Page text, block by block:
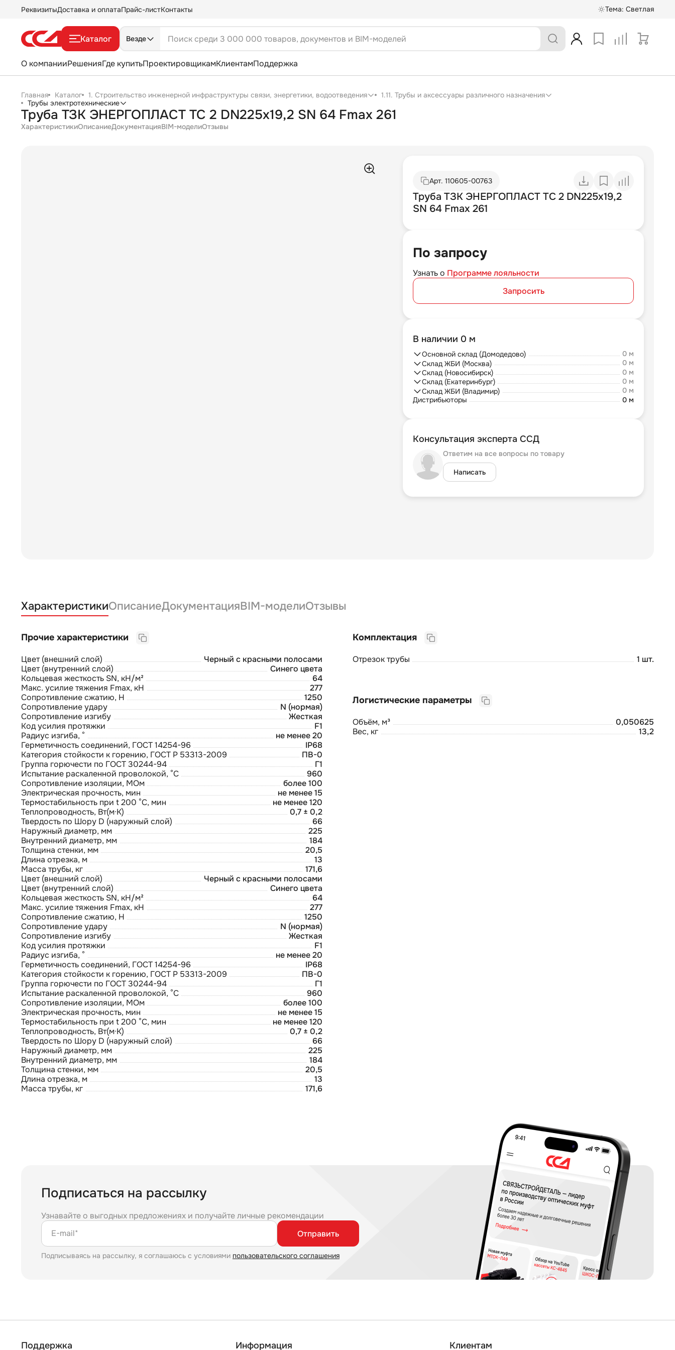
РеквизитыДоставка и оплатаПрайс-листКонтакты Тема: Светлая
Каталог Везде
О компанииРешенияГде купитьПроектировщикамКлиентамПоддержка
Главная Каталог 1. Строительство инженерной инфраструктуры связи, энергетики, водоотведения
1.11. Трубы и аксессуары различного назначения
Трубы электротехнические
Труба ТЗК ЭНЕРГОПЛАСТ ТС 2 DN225х19,2 SN 64 Fmax 261
ХарактеристикиОписаниеДокументацияBIM-моделиОтзывы
Арт. 110605-00763
Труба ТЗК ЭНЕРГОПЛАСТ ТС 2 DN225х19,2
SN 64 Fmax 261
По запросу
Узнать о Программе лояльности
Запросить
В наличии 0 м
Основной склад (Домодедово)
0 м
Склад ЖБИ (Москва)
0 м
Склад (Новосибирск)
0 м
Склад (Екатеринбург)
0 м
Склад ЖБИ (Владимир)
0 м
Дистрибьюторы
0 м
Консультация эксперта ССД
Ответим на все вопросы по товару
Написать
ХарактеристикиОписаниеДокументацияBIM-моделиОтзывы
Цвет (внешний слой)
Черный с красными полосами
Цвет (внутренний слой)
Синего цвета
Кольцевая жесткость SN, кН/м²
64
Макс. усилие тяжения Fmax, кН
277
Сопротивление сжатию, Н
1250
Сопротивление удару
N (нормая)
Сопротивление изгибу
Жесткая
Код усилия протяжки
F1
Радиус изгиба, °
не менее 20
Герметичность соединений, ГОСТ 14254-96
IP68
Категория стойкости к горению, ГОСТ Р 53313-2009
ПВ-0
Группа горючести по ГОСТ 30244-94
Г1
Испытание раскаленной проволокой, °С
960
Сопротивление изоляции, МОм
более 100
Электрическая прочность, мин
не менее 15
Термостабильность при t 200 °С, мин
не менее 120
Теплопроводность, Вт(м·К)
0,7 ± 0,2
Твердость по Шору D (наружный слой)
66
Наружный диаметр, мм
225
Внутренний диаметр, мм
184
Толщина стенки, мм
20,5
Длина отрезка, м
13
Масса трубы, кг
171,6
Цвет (внешний слой)
Черный с красными полосами
Цвет (внутренний слой)
Синего цвета
Кольцевая жесткость SN, кН/м²
64
Макс. усилие тяжения Fmax, кН
277
Сопротивление сжатию, Н
1250
Сопротивление удару
N (нормая)
Сопротивление изгибу
Жесткая
Код усилия протяжки
F1
Радиус изгиба, °
не менее 20
Герметичность соединений, ГОСТ 14254-96
IP68
Категория стойкости к горению, ГОСТ Р 53313-2009
ПВ-0
Группа горючести по ГОСТ 30244-94
Г1
Испытание раскаленной проволокой, °С
960
Сопротивление изоляции, МОм
более 100
Электрическая прочность, мин
не менее 15
Термостабильность при t 200 °С, мин
не менее 120
Теплопроводность, Вт(м·К)
0,7 ± 0,2
Твердость по Шору D (наружный слой)
66
Наружный диаметр, мм
225
Внутренний диаметр, мм
184
Толщина стенки, мм
20,5
Длина отрезка, м
13
Масса трубы, кг
171,6
Отрезок трубы 1 шт.
Объём, м³
0,050625
Вес, кг
13,2
Подписаться на рассылку
Узнавайте о выгодных предложениях и получайте личные рекомендации
E-mail*
Отправить
Подписываясь на рассылку, я соглашаюсь с условиями пользовательского соглашения
Поддержка Информация Клиентам